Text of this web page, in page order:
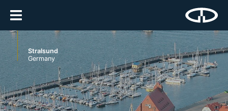
Stralsund
Germany